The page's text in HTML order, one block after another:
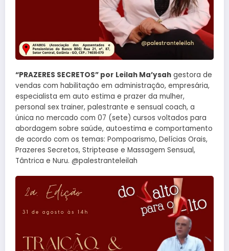
“PRAZERES SECRETOS” por Leilah Ma’ysah gestora de
vendas com habilitação em administração, empresária,
especialista em auto estima e prazer da mulher,
personal sex trainer, palestrante e sensual coach, a
única no mercado com 07 (sete) cursos voltados para
abordagem sobre saúde, autoestima e comportamento
de acordo com os temas: Pompoarismo, Delícias Orais,
Prazeres Secretos, Striptease e Massagem Sensual,
Tântrica e Nuru. @palestranteleilah